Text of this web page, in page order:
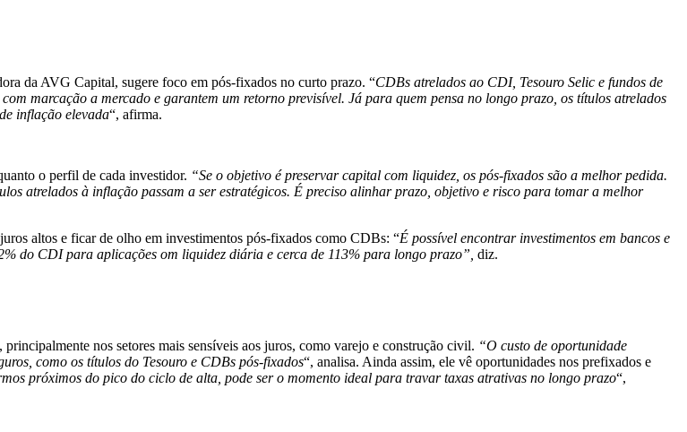
da AVG Capital, sugere foco em pós-fixados no curto prazo. “CDBs atrelados ao CDI, Tesouro Selic e fundos de
marcação a mercado e garantem um retorno previsível. Já para quem pensa no longo prazo, os títulos atrelados
inflação elevada“, afirma.
o perfil de cada investidor. “Se o objetivo é preservar capital com liquidez, os pós-fixados são a melhor pedida.
atrelados à inflação passam a ser estratégicos. É preciso alinhar prazo, objetivo e risco para tomar a melhor
altos e ficar de olho em investimentos pós-fixados como CDBs: “É possível encontrar investimentos em bancos e
do CDI para aplicações om liquidez diária e cerca de 113% para longo prazo”, diz.
nos setores mais sensíveis aos juros, como varejo e construção civil. “O custo de oportunidade
como os títulos do Tesouro e CDBs pós-fixados“, analisa. Ainda assim, ele vê oportunidades nos prefixados e
próximos do pico do ciclo de alta, pode ser o momento ideal para travar taxas atrativas no longo prazo“,